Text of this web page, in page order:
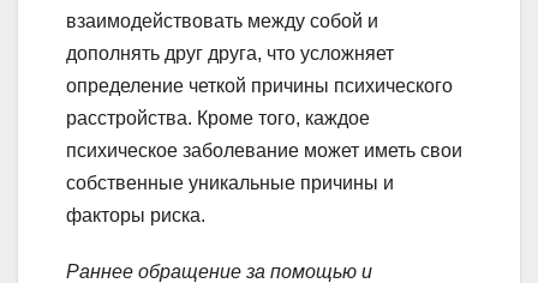
взаимодействовать между собой и
дополнять друг друга, что усложняет
определение четкой причины психического
расстройства. Кроме того, каждое
психическое заболевание может иметь свои
собственные уникальные причины и
факторы риска.
Раннее обращение за помощью и